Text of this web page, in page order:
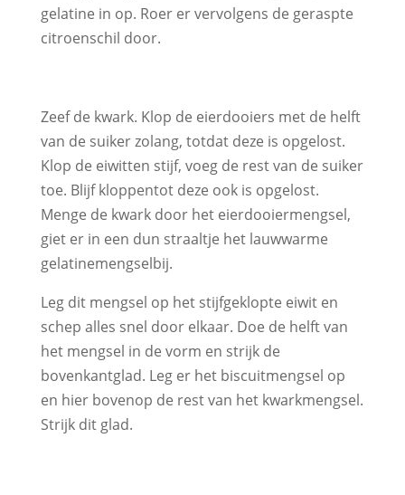
gelatine in op. Roer er vervolgens de geraspte
citroenschil door.
Zeef de kwark. Klop de eierdooiers met de helft
van de suiker zolang, totdat deze is opgelost.
Klop de eiwitten stijf, voeg de rest van de suiker
toe. Blijf kloppentot deze ook is opgelost.
Menge de kwark door het eierdooiermengsel,
giet er in een dun straaltje het lauwwarme
gelatinemengselbij.
Leg dit mengsel op het stijfgeklopte eiwit en
schep alles snel door elkaar. Doe de helft van
het mengsel in de vorm en strijk de
bovenkantglad. Leg er het biscuitmengsel op
en hier bovenop de rest van het kwarkmengsel.
Strijk dit glad.